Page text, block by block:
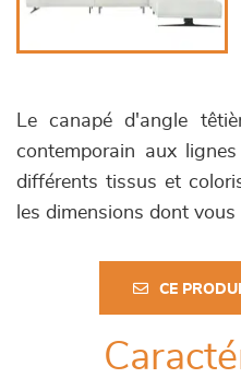
Le canapé d'angle
contemporain aux
différents tissus et
les dimensions dont vous
CE